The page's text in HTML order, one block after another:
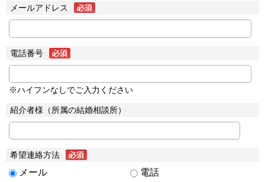
メールアドレス
電話番号
※ハイフンなしでご入力ください
紹介者様（所属の結婚相談所）
希望連絡方法
メール 電話